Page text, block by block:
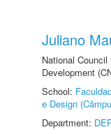
Juliano
National
Development
School:
e Design
Department: